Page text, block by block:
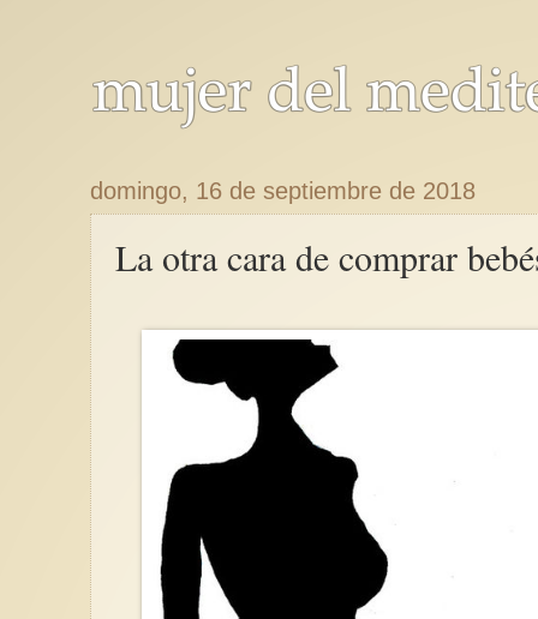
domingo, 16 de septiembre de 2018
La otra cara de comprar